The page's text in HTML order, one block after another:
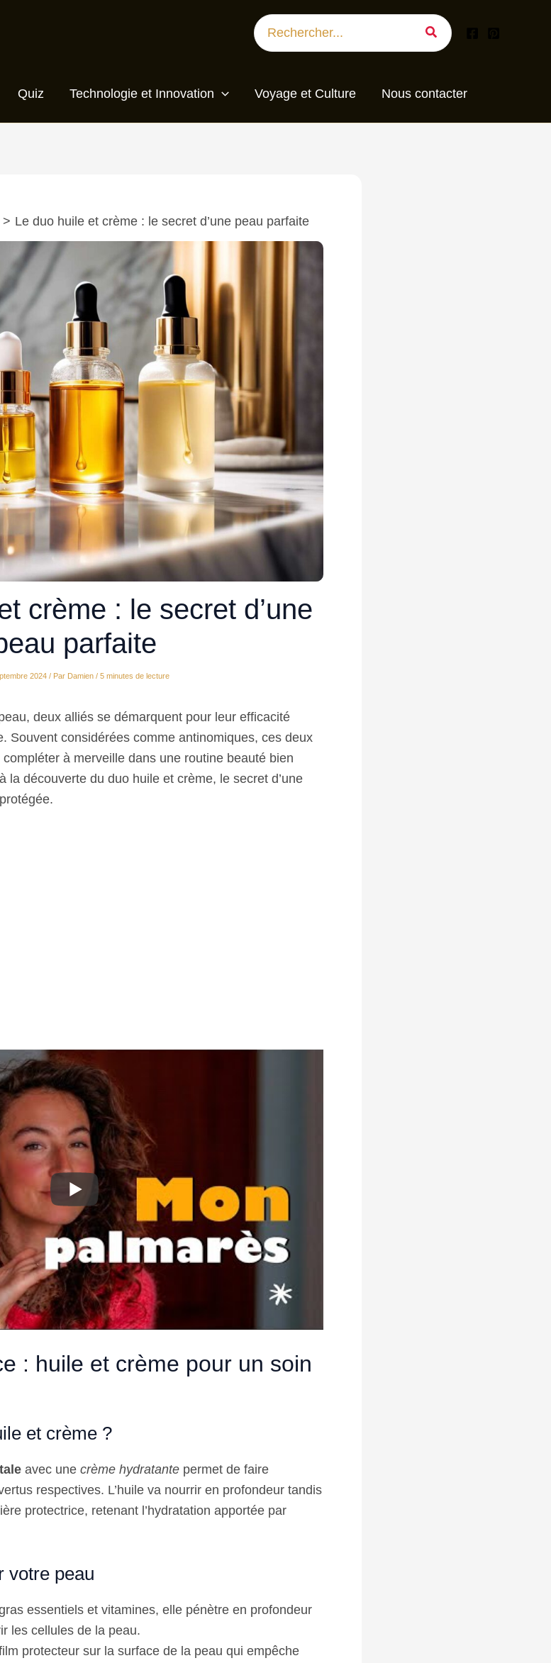
Search
for:
Quiz Technologie et Innovation Voyage et Culture Nous contacter
Le duo huile et crème : le secret d’une peau parfaite
crème : le secret d’une
parfaite
2024 / Par Damien / 5 minutes de lecture
deux alliés se démarquent pour leur efficacité
Souvent considérées comme antinomiques, ces deux
à merveille dans une routine beauté bien
la découverte du duo huile et crème, le secret d’une
: huile et crème pour un soin
et crème ?
avec une crème hydratante permet de faire
respectives. L’huile va nourrir en profondeur tandis
protectrice, retenant l’hydratation apportée par
votre peau
essentiels et vitamines, elle pénètre en profondeur
les cellules de la peau.
protecteur sur la surface de la peau qui empêche